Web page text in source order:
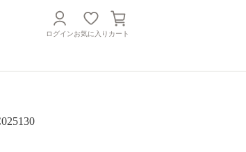
ログインお気に入り カート